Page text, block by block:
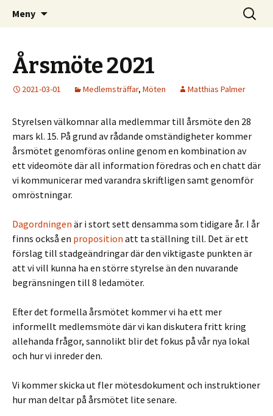
Uppsala Makerspace
Kom och skapa i Uppsala!
Meny
Sök
efter:
Årsmöte 2021
2021-03-01 Medlemsträffar, Möten Matthias Palmer
Styrelsen välkomnar alla medlemmar till årsmöte den 28
mars kl. 15. På grund av rådande omständigheter kommer
årsmötet genomföras online genom en kombination av
ett videomöte där all information föredras och en chatt där
vi kommunicerar med varandra skriftligen samt genomför
omröstningar.
Dagordningen är i stort sett densamma som tidigare år. I år
finns också en proposition att ta ställning till. Det är ett
förslag till stadgeändringar där den viktigaste punkten är
att vi vill kunna ha en större styrelse än den nuvarande
begränsningen till 8 ledamöter.
Efter det formella årsmötet kommer vi ha ett mer
informellt medlemsmöte där vi kan diskutera fritt kring
allehanda frågor, sannolikt blir det fokus på vår nya lokal
och hur vi inreder den.
Vi kommer skicka ut fler mötesdokument och instruktioner
hur man deltar på årsmötet lite senare.